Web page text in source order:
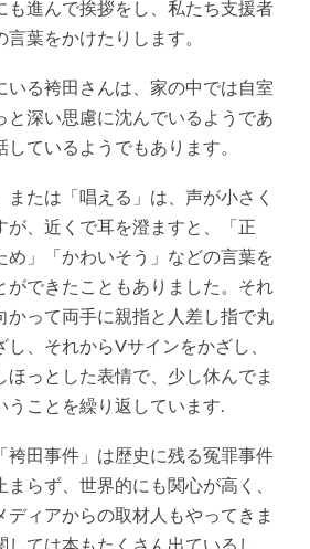
も進んで挨拶をし、私たち支援者
葉をかけたりします。
いる袴田さんは、家の中では自室
と深い思慮に沈んでいるようであ
ているようでもあります。
たは「唱える」は、声が小さく
が、近くで耳を澄ますと、「正
め」「かわいそう」などの言葉を
ができたこともありました。それ
かって両手に親指と人差し指で丸
、それからVサインをかざし、
ほっとした表情で、少し休んでま
うことを繰り返しています.
袴田事件」は歴史に残る冤罪事件
らず、世界的にも関心が高く、
ディアからの取材人もやってきま
ては本もたくさん出ているし、